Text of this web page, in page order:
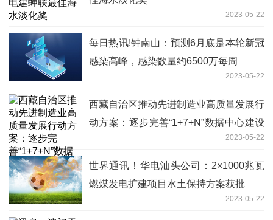
2023-05-22
每日热讯!钟南山：预测6月底是本轮新冠
感染高峰，感染数量约6500万每周
2023-05-22
西藏自治区推动先进制造业高质量发展行
动方案：逐步完善“1+7+N”数据中心建设
2023-05-22
世界通讯！华电汕头公司：2×1000兆瓦
燃煤发电扩建项目水土保持方案获批
2023-05-22